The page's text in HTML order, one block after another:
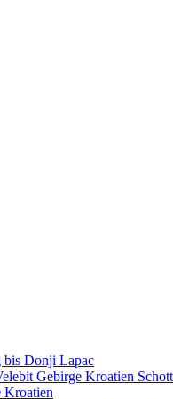
bis Donji Lapac
Gebirge Kroatien
Kroatien